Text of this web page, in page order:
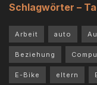
Schlagwörter –
Arbeit auto
Beziehung
E-Bike eltern